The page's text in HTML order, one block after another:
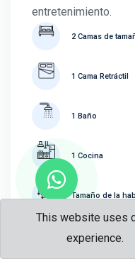
entretenimiento.
2 Camas de
1 Cama Retráctil
1 Baño
1 Cocina
Tamaño de la
Cerradura de
¿Hablar con
This website uses
experience.